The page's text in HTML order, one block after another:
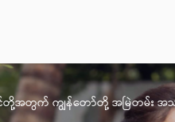
အတွက် ကျွန်တော်တို့ အမြဲတမ်း အသင့်